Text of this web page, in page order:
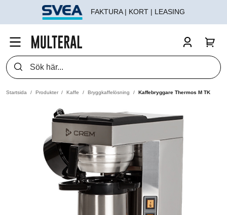
FAKTURA | KORT | LEASING
Startsida Produkter Kaffe Bryggkaffelösning Kaffebryggare Thermos M TK